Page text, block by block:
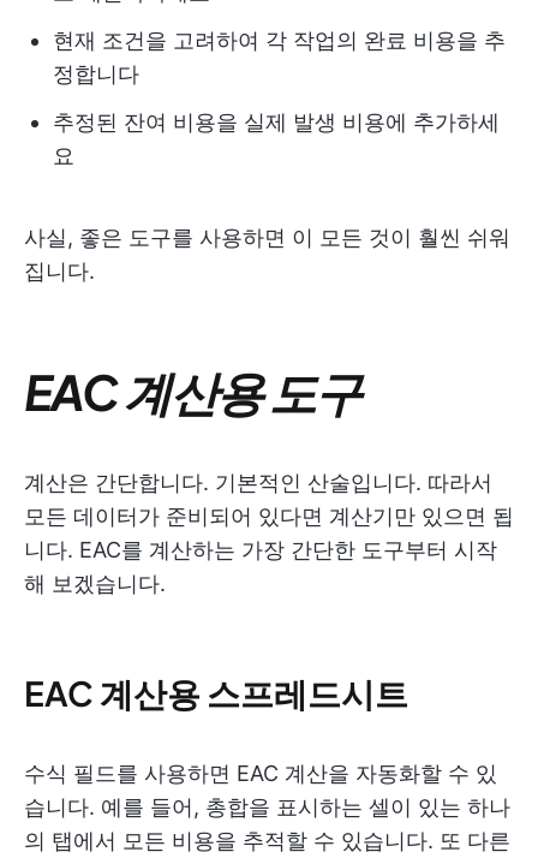
현재 조건을 고려하여 각 작업의 완료 비용을 추
정합니다
추정된 잔여 비용을 실제 발생 비용에 추가하세
요
사실, 좋은 도구를 사용하면 이 모든 것이 훨씬 쉬워
집니다.
EAC 계산용 도구
계산은 간단합니다. 기본적인 산술입니다. 따라서
모든 데이터가 준비되어 있다면 계산기만 있으면 됩
니다. EAC를 계산하는 가장 간단한 도구부터 시작
해 보겠습니다.
EAC 계산용 스프레드시트
수식 필드를 사용하면 EAC 계산을 자동화할 수 있
습니다. 예를 들어, 총합을 표시하는 셀이 있는 하나
의 탭에서 모든 비용을 추적할 수 있습니다. 또 다른